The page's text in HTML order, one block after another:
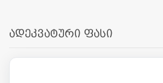
ადეკვატური ფასი